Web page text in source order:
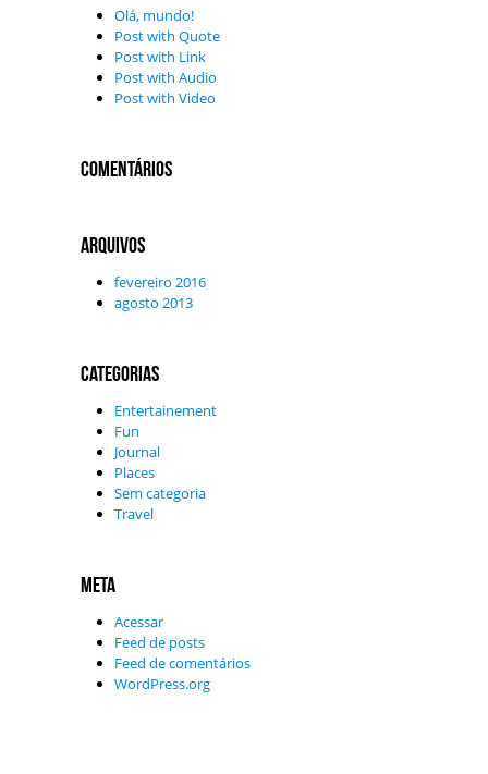
Olá, mundo!
Post with Quote
Post with Link
Post with Audio
Post with Video
Comentários
Arquivos
fevereiro 2016
agosto 2013
Categorias
Entertainement
Fun
Journal
Places
Sem categoria
Travel
Meta
Acessar
Feed de posts
Feed de comentários
WordPress.org